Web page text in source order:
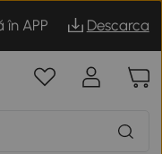
în APP Descarca